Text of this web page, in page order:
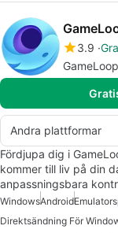
3.9
Andra plattformar
Fördjupa dig i
kommer till liv på din
anpassningsbara
WindowsAndroid
Direktsändning För